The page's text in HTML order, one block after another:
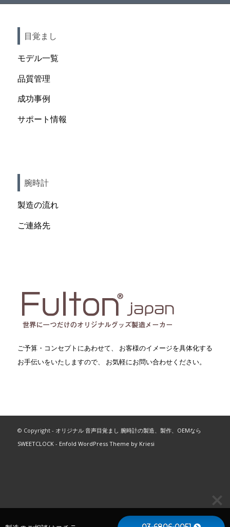
目覚まし
モデル一覧
品質管理
成功事例
サポート情報
腕時計
製造の流れ
ご連絡先
ご予算・コンセプトにあわせて、 お客様のイメージを具体化する
お手伝いをいたしますので、 お気軽にお問い合わせください。
© Copyright - オリジナル 音声目覚まし 腕時計の製造、製作、OEMなら
SWEETCLOCK- Enfold WordPress Theme by Kriesi